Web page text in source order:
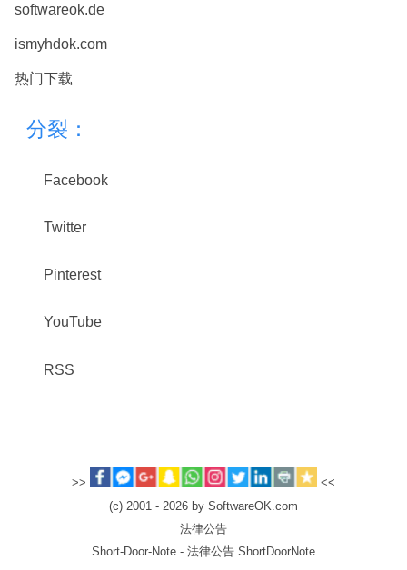
softwareok.de
ismyhdok.com
热门下载
分裂：
Facebook
Twitter
Pinterest
YouTube
RSS
>>
<<
(c) 2001 - 2026 by SoftwareOK.com
法律公告
Short-Door-Note - 法律公告 ShortDoorNote